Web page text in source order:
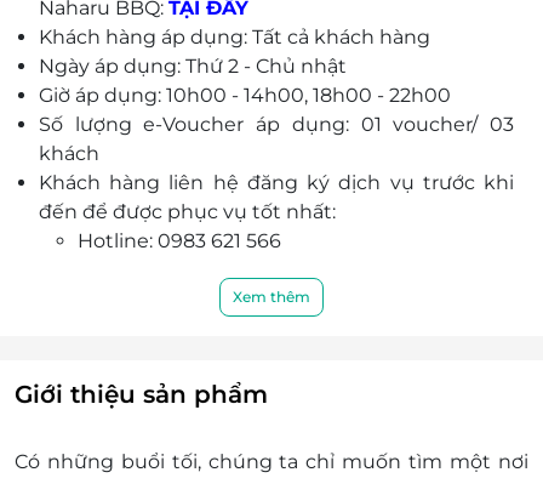
Dùng 1 voucher cho 3 khách – mức ưu đãi tiện lợi
và tiết kiệm khi đặt qua LifeLink.
Từ khoá “buffet, ăn uống, Naharu BBQ” lý tưởng
cho người mê khám phá ẩm thực ngon & chuẩn
Hàn.
Naharu BBQ: TẠI ĐÂY
Khách hàng áp dụng: Tất cả khách hàng
Ngày áp dụng: Thứ 2 - Chủ nhật
Giờ áp dụng: 10h00 - 14h00, 18h00 - 22h00
Số lượng e-Voucher áp dụng: 01 voucher/ 03
khách
Khách hàng liên hệ đăng ký dịch vụ trước khi
đến để được phục vụ tốt nhất:
Hotline: 0983 621 566
tiền mặt, không trả lại tiền thừa
Không áp dụng đồng thời với chương trình
Xem thêm
Giới thiệu sản phẩm
Có những buổi tối, chúng ta chỉ muốn tìm một nơi